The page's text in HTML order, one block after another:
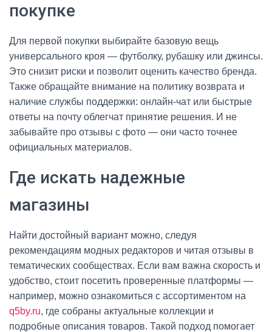
покупке
Для первой покупки выбирайте базовую вещь
универсального кроя — футболку, рубашку или джинсы.
Это снизит риски и позволит оценить качество бренда.
Также обращайте внимание на политику возврата и
наличие службы поддержки: онлайн-чат или быстрые
ответы на почту облегчат принятие решения. И не
забывайте про отзывы с фото — они часто точнее
официальных материалов.
Где искать надежные
магазины
Найти достойный вариант можно, следуя
рекомендациям модных редакторов и читая отзывы в
тематических сообществах. Если вам важна скорость и
удобство, стоит посетить проверенные платформы —
например, можно ознакомиться с ассортиментом на
q5by.ru, где собраны актуальные коллекции и
подробные описания товаров. Такой подход помогает